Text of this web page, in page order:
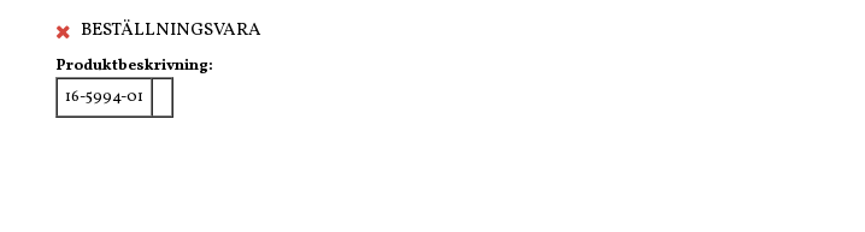
BESTÄLLNINGSVARA
Produktbeskrivning:
16-5994-01